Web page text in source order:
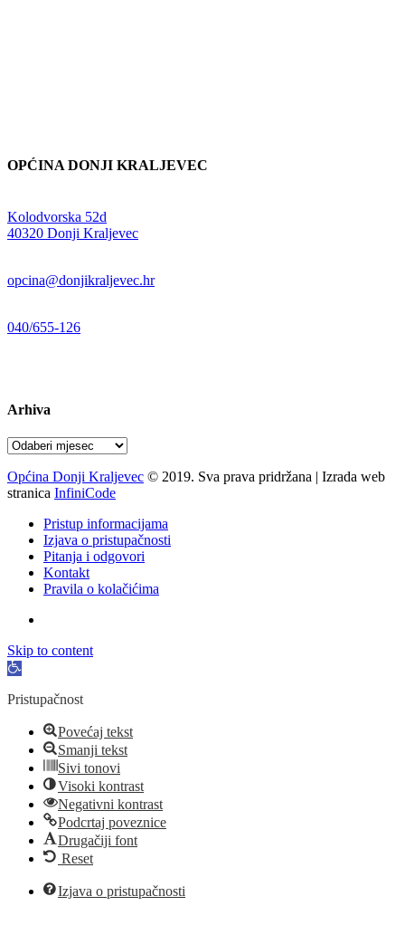
OPĆINA DONJI KRALJEVEC
Kolodvorska 52d
40320 Donji Kraljevec
opcina@donjikraljevec.hr
040/655-126
Arhiva
Arhiva
Općina Donji Kraljevec © 2019. Sva prava pridržana | Izrada web
stranica InfiniCode
Pristup informacijama
Izjava o pristupačnosti
Pitanja i odgovori
Kontakt
Pravila o kolačićima
Skip to content
Open
Pristupačnost
Povećaj tekst
Smanji tekst
Sivi tonovi
Visoki kontrast
Negativni kontrast
Podcrtaj poveznice
Drugačiji font
Reset
Izjava o pristupačnosti